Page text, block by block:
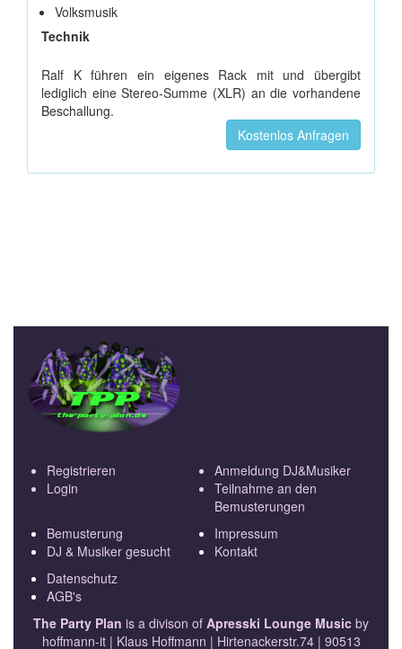
Volksmusik
Technik
Ralf K führen ein eigenes Rack mit und übergibt
lediglich eine Stereo-Summe (XLR) an die vorhandene
Beschallung.
Kostenlos Anfragen
Registrieren
Login
Anmeldung DJ&Musiker
Teilnahme an den
Bemusterungen
Bemusterung
DJ & Musiker gesucht
Impressum
Kontakt
Datenschutz
AGB's
The Party Plan is a divison of Apresski Lounge Music by
hoffmann-it | Klaus Hoffmann | Hirtenackerstr.74 | 90513